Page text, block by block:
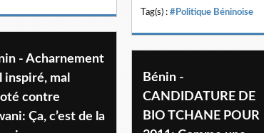
Tag(s) : #Politique Béninoise
- Acharnement
inspiré, mal
contre
Ça, c’est de la
Bénin -
CANDIDATURE DE
BIO TCHANE POUR